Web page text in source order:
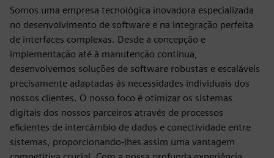
Somos uma empresa tecnológica inovadora especializada
no desenvolvimento de software e na integração perfeita
de interfaces complexas. Desde a concepção e
implementação até à manutenção contínua,
desenvolvemos soluções de software robustas e escaláveis
precisamente adaptadas às necessidades individuais dos
nossos clientes. O nosso foco é otimizar os sistemas
digitais dos nossos parceiros através de processos
eficientes de intercâmbio de dados e conectividade entre
sistemas, proporcionando-lhes assim uma vantagem